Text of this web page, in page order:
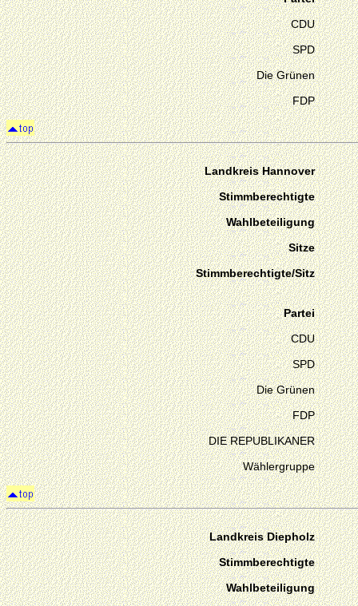
CDU
SPD
Die Grünen
FDP
Landkreis Hannover
Stimmberechtigte
Wahlbeteiligung
Sitze
Stimmberechtigte/Sitz
Partei
CDU
SPD
Die Grünen
FDP
DIE REPUBLIKANER
Wählergruppe
Landkreis Diepholz
Stimmberechtigte
Wahlbeteiligung